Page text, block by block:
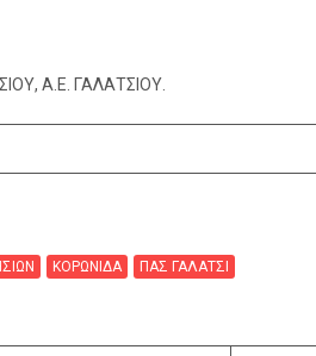
Α.Ε. ΓΑΛΑΤΣΙΟΥ.
ΚΟΡΩΝΙΔΑ ΠΑΣ ΓΑΛΑΤΣΙ